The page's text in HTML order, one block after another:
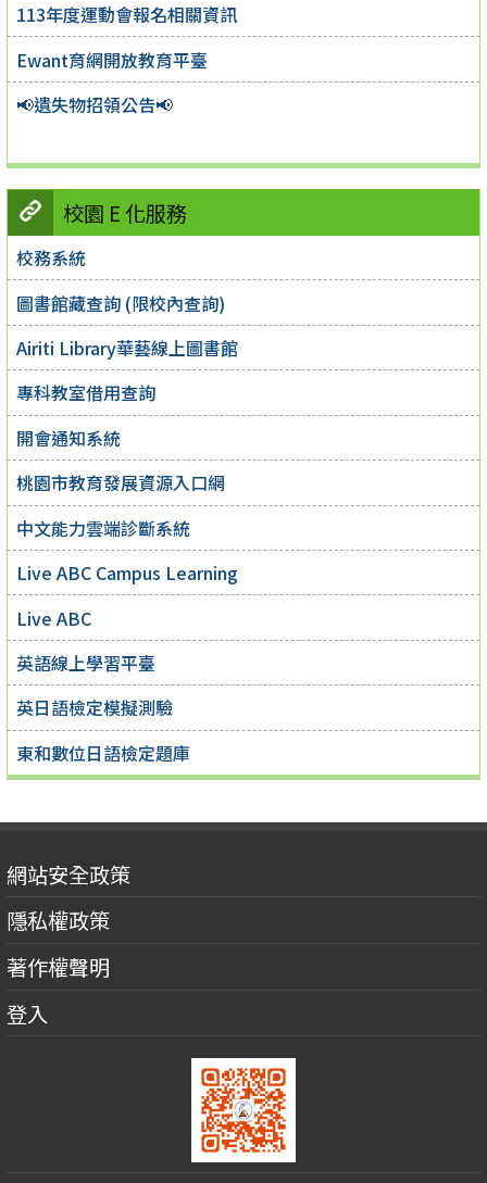
113年度運動會報名相關資訊
Ewant育網開放教育平臺
📢遺失物招領公告📢
校園 E 化服務
校務系統
圖書館藏查詢 (限校內查詢)
Airiti Library華藝線上圖書館
專科教室借用查詢
開會通知系統
桃園市教育發展資源入口網
中文能力雲端診斷系統
Live ABC Campus Learning
Live ABC
英語線上學習平臺
英日語檢定模擬測驗
東和數位日語檢定題庫
網站安全政策
隱私權政策
著作權聲明
登入